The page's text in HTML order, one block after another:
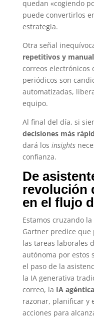
quedan «cogiendo
puede convertirlos
estrategia.
Otra señal
repetitivos y
correos electrónicos
periódicos son
automatizadas,
equipo.
Al final del día, si
decisiones más
dará los insights
confianza.
De
revolución
en el flujo
Estamos cruzando
Gartner predice que
las tareas laborales
autónoma por estos
el paso de la
la IA generativa
correo, la IA
razonar, planificar y
acciones para